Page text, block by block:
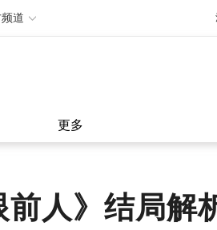
道
更多
前人》结局解